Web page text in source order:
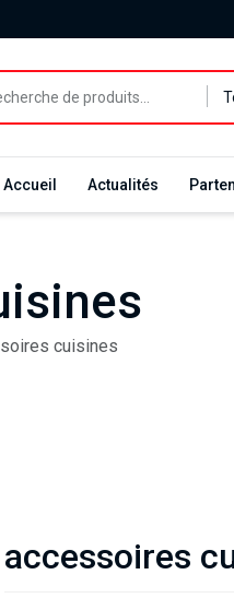
Accueil Actualités
cuisines
accessoires